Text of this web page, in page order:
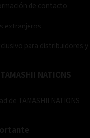
de contacto
extranjeros
para distribuidores
NATIONS
de TAMASHII NATIONS